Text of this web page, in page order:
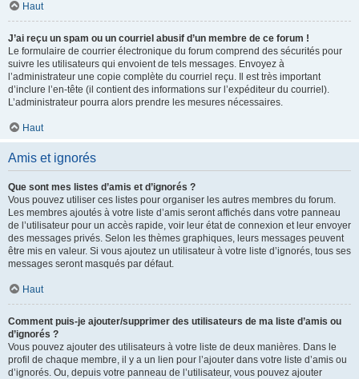
Haut
J’ai reçu un spam ou un courriel abusif d’un membre de ce forum !
Le formulaire de courrier électronique du forum comprend des sécurités pour
suivre les utilisateurs qui envoient de tels messages. Envoyez à
l’administrateur une copie complète du courriel reçu. Il est très important
d’inclure l’en-tête (il contient des informations sur l’expéditeur du courriel).
L’administrateur pourra alors prendre les mesures nécessaires.
Haut
Amis et ignorés
Que sont mes listes d’amis et d’ignorés ?
Vous pouvez utiliser ces listes pour organiser les autres membres du forum.
Les membres ajoutés à votre liste d’amis seront affichés dans votre panneau
de l’utilisateur pour un accès rapide, voir leur état de connexion et leur envoyer
des messages privés. Selon les thèmes graphiques, leurs messages peuvent
être mis en valeur. Si vous ajoutez un utilisateur à votre liste d’ignorés, tous ses
messages seront masqués par défaut.
Haut
Comment puis-je ajouter/supprimer des utilisateurs de ma liste d’amis ou
d’ignorés ?
Vous pouvez ajouter des utilisateurs à votre liste de deux manières. Dans le
profil de chaque membre, il y a un lien pour l’ajouter dans votre liste d’amis ou
d’ignorés. Ou, depuis votre panneau de l’utilisateur, vous pouvez ajouter